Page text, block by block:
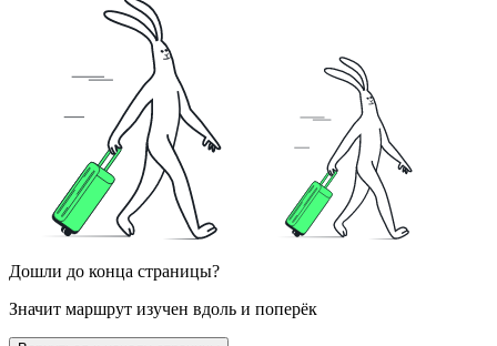
Дошли до конца страницы?
Значит маршрут изучен вдоль и поперёк